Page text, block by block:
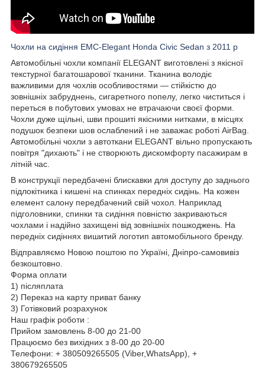
Чохли на сидіння EMC-Elegant Honda Civic Sedan з 2011 р
Автомобільні чохли компанії ELEGANT виготовлені з якісної
текстурної багатошарової тканини. Тканина володіє
важливими для чохлів особливостями — стійкістю до
зовнішніх забруднень, сигаретного попелу, легко чиститься і
переться в побутових умовах не втрачаючи своєї форми.
Чохли дуже щільні, шви прошиті якісними нитками, в місцях
подушок безпеки шов ослаблений і не заважає роботі AirBag.
Автомобільні чохли з автоткани ELEGANT вільно пропускають
повітря "дихають" і не створюють дискомфорту пасажирам в
літній час.
В конструкції передбачені блискавки для доступу до заднього
підлокітника і кишені на спинках передніх сидінь. На кожен
елемент салону передбачений свій чохол. Наприклад
підголовники, спинки та сидіння повністю закриваються
чохлами і надійно захищені від зовнішніх пошкоджень. На
передніх сидіннях вишитий логотип автомобільного бренду.
Відправляємо Новою поштою по Україні, Дніпро-самовивіз
безкоштовно.
Форма оплати
1) післяплата
2) Переказ на карту приват банку
3) Готівковий розрахунок
Наш графік роботи :
Прийом замовлень 8-00 до 21-00
Працюємо без вихідних з 8-00 до 20-00
Телефони: + 380509265505 (Viber,WhatsApp), +
380679265505